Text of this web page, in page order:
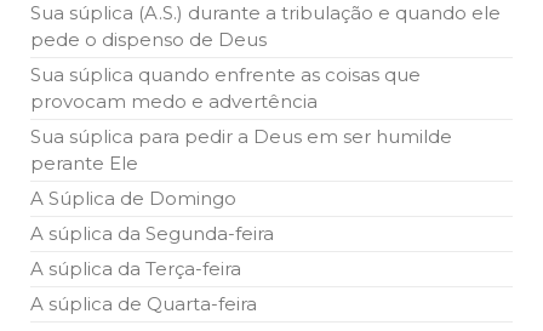
Sua súplica (A.S.) durante a tribulação e quando ele
pede o dispenso de Deus
Sua súplica quando enfrente as coisas que
provocam medo e advertência
Sua súplica para pedir a Deus em ser humilde
perante Ele
A Súplica de Domingo
A súplica da Segunda-feira
A súplica da Terça-feira
A súplica de Quarta-feira